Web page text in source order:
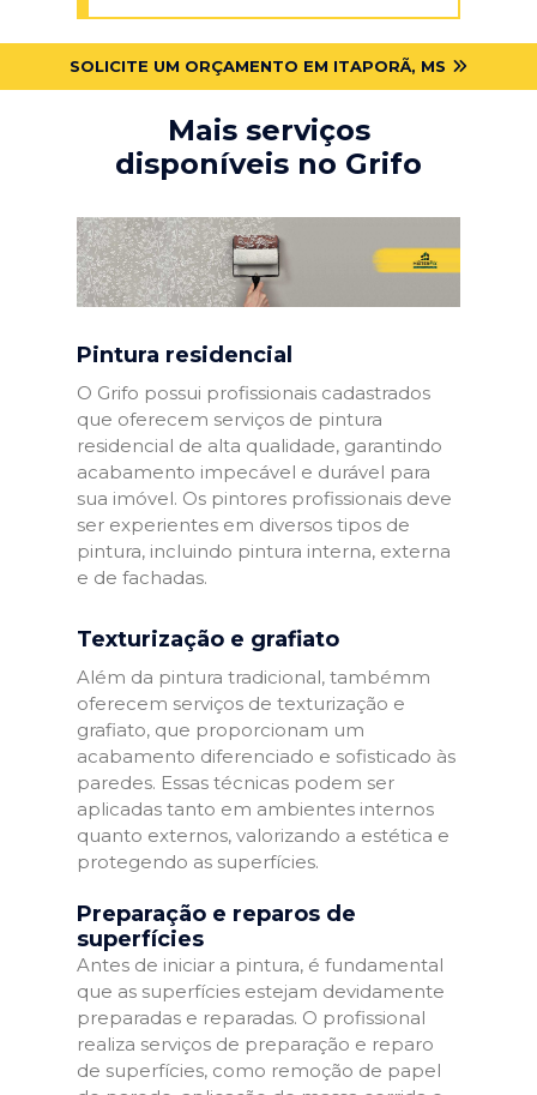
SOLICITE UM ORÇAMENTO EM ITAPORÃ, MS
Mais serviços
disponíveis no Grifo
Pintura residencial
O Grifo possui profissionais cadastrados
que oferecem serviços de pintura
residencial de alta qualidade, garantindo
acabamento impecável e durável para
sua imóvel. Os pintores profissionais deve
ser experientes em diversos tipos de
pintura, incluindo pintura interna, externa
e de fachadas.
Texturização e grafiato
Além da pintura tradicional, tambémm
oferecem serviços de texturização e
grafiato, que proporcionam um
acabamento diferenciado e sofisticado às
paredes. Essas técnicas podem ser
aplicadas tanto em ambientes internos
quanto externos, valorizando a estética e
protegendo as superfícies.
Preparação e reparos de
superfícies
Antes de iniciar a pintura, é fundamental
que as superfícies estejam devidamente
preparadas e reparadas. O profissional
realiza serviços de preparação e reparo
de superfícies, como remoção de papel